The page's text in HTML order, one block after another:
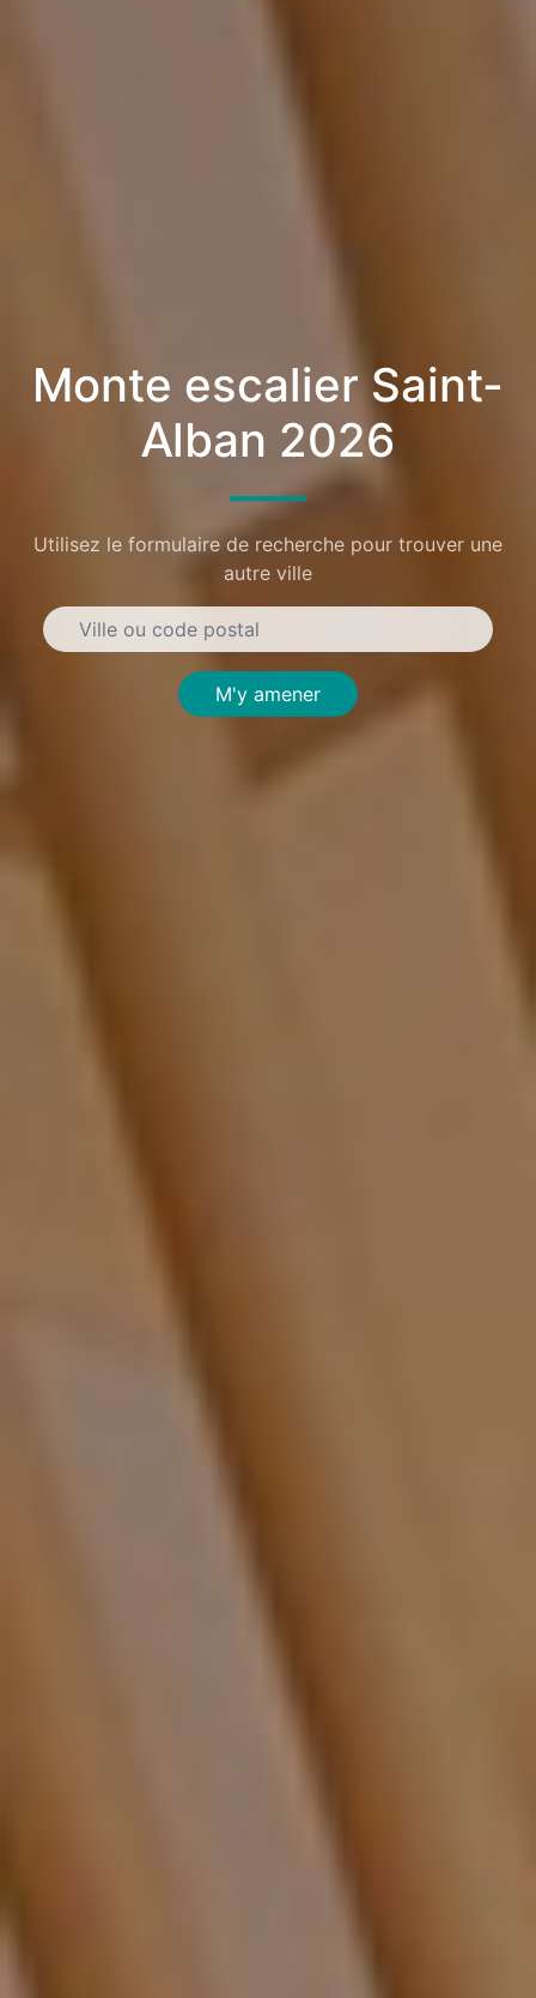
Monte escalier Saint-
Alban 2026
Utilisez le formulaire de recherche pour trouver une
autre ville
M'y amener